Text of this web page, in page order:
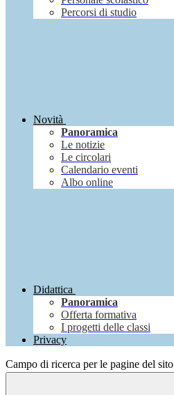
Percorsi di studio
Novità
Panoramica
Le notizie
Le circolari
Calendario eventi
Albo online
Didattica
Panoramica
Offerta formativa
I progetti delle classi
Privacy
Campo di ricerca per le pagine del sito